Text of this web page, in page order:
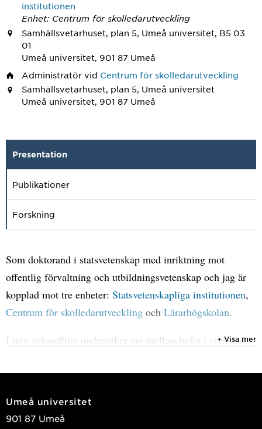
institutionen
Enhet: Centrum för skolledarutveckling
Samhällsvetarhuset, plan 5, Umeå universitet, B5 03
01
Umeå universitet, 901 87 Umeå
Administratör vid Centrum för skolledarutveckling
Samhällsvetarhuset, plan 5, Umeå universitet
Umeå universitet, 901 87 Umeå
Presentation
Publikationer
Forskning
Som doktorand i statsvetenskap med inriktning mot
offentlig förvaltning och utbildningsvetenskap och jag är
kopplad mot tre enheter: Statsvetenskapliga institutionen,
Centrum för skolledarutveckling och Lärarhögskolan.
I min avhandling undersöker jag mellanchefer i svenska
dimensioner av deras autonomi och makt. Mitt mål är att
de gör det och vilka organisatoriska förutsättningar som
+ Visa mer
Umeå universitet
901 87 Umeå